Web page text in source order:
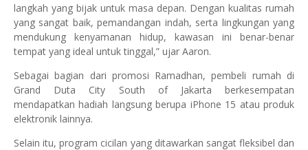
langkah yang bijak untuk masa depan. Dengan kualitas rumah
yang sangat baik, pemandangan indah, serta lingkungan yang
mendukung kenyamanan hidup, kawasan ini benar-benar
tempat yang ideal untuk tinggal,” ujar Aaron.
Sebagai bagian dari promosi Ramadhan, pembeli rumah di
Grand Duta City South of Jakarta berkesempatan
mendapatkan hadiah langsung berupa iPhone 15 atau produk
elektronik lainnya.
Selain itu, program cicilan yang ditawarkan sangat fleksibel dan